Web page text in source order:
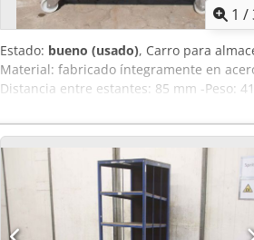
1 /
Estado: bueno (usado), Carro para
Material: fabricado íntegramente en
Distancia entre estantes: 85 mm -Peso: